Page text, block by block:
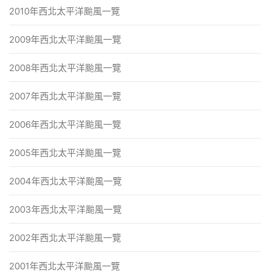
2010年西北太平洋颱風一覽
2009年西北太平洋颱風一覽
2008年西北太平洋颱風一覽
2007年西北太平洋颱風一覽
2006年西北太平洋颱風一覽
2005年西北太平洋颱風一覽
2004年西北太平洋颱風一覽
2003年西北太平洋颱風一覽
2002年西北太平洋颱風一覽
2001年西北太平洋颱風一覽